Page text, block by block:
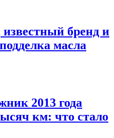
бренд и
масла
2013 года
км: что стало